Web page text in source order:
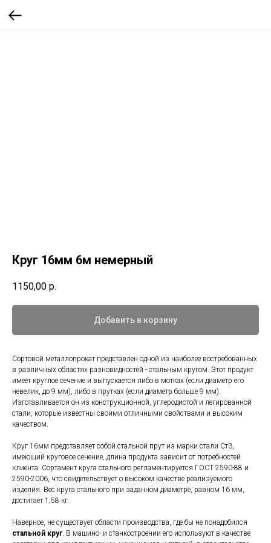
Круг 16мм 6м немерный
1150,00 р.
Добавить в корзину
Сортовой металлопрокат представлен одной из наиболее востребованных
в различных областях разновидностей - стальным кругом. Этот продукт
имеет круглое сечение и выпускается либо в мотках (если диаметр его
невелик, до 9 мм), либо в прутках (если диаметр больше 9 мм).
Изготавливается он из конструкционной, углеродистой и легированной
стали, которые известны своими отличными свойствами и высоким
качеством.
Круг 16мм представляет собой стальной прут из марки стали Ст3,
имеющий круговое сечение, длина продукта зависит от потребностей
клиента. Сортамент круга стального регламентируется ГОСТ 2590-88 и
2590-2006, что свидетельствует о высоком качестве реализуемого
изделия. Вес круга стального при заданном диаметре, равном 16 мм,
достигает 1,58 кг.
Наверное, не существует области производства, где бы не понадобился
стальной круг. В машино- и станкостроении его используют в качестве